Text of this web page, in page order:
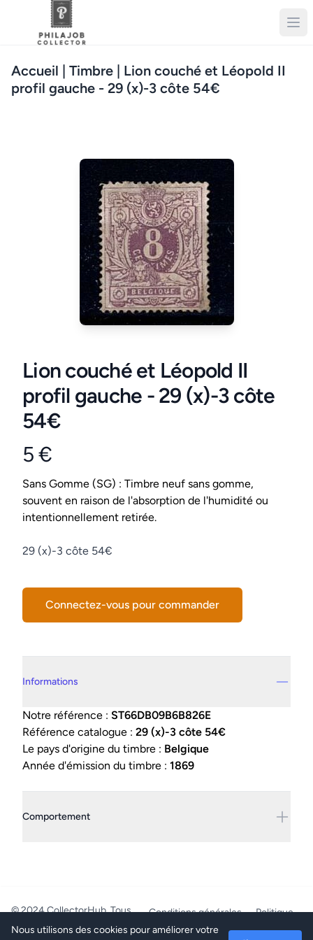
Nous utilisons des cookies pour améliorer votre
Accueil | Timbre | Lion couché et Léopold II
profil gauche - 29 (x)-3 côte 54€
Lion couché et Léopold II
profil gauche - 29 (x)-3 côte
54€
Product information
5 €
Conditions
Sans Gomme (SG) : Timbre neuf sans gomme,
souvent en raison de l'absorption de l'humidité ou
intentionnellement retirée.
Description
29 (x)-3 côte 54€
Connectez-vous pour commander
Informations
Notre référence : ST66DB09B6B826E
Référence catalogue : 29 (x)-3 côte 54€
Le pays d'origine du timbre : Belgique
Année d'émission du timbre : 1869
Comportement
© 2024 CollectorHub. Tous
droits réservés.
Conditions générales
Politique
de confidentialité